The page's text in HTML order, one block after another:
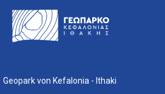
Geopark von Kefalonia - Ithaki